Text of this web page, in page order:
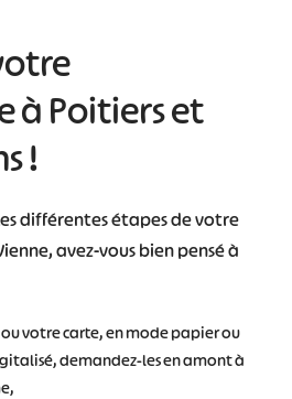
à Poitiers et
!
différentes étapes de votre
avez-vous bien pensé à
votre carte, en mode papier ou
demandez-les en amont à